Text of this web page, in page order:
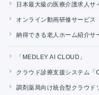
日本最大級の医療介護求人サ
オンライン動画研修サービス
納得できる老人ホーム紹介サ
「MEDLEY AI CLOUD」
クラウド診療支援システム「
調剤薬局向け統合型クラウド